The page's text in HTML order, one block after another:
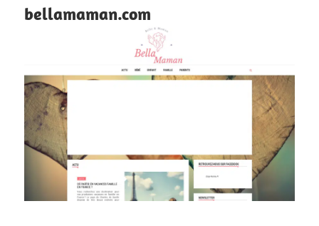
bellamaman.com